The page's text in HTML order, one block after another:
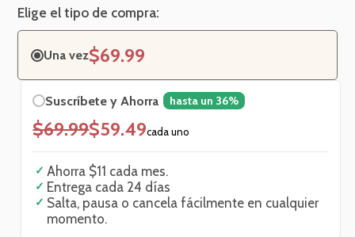
Elige el tipo de compra:
Una vez$69.99
Suscríbete y Ahorra hasta un 36%
$69.99$59.49cada uno
✓ Ahorra $11 cada mes.
✓ Entrega cada 24 días
✓ Salta, pausa o cancela fácilmente en cualquier
momento.